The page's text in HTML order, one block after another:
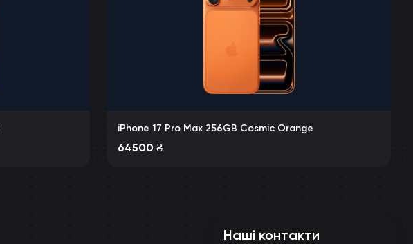
iPhone 17 Pro Max 256GB Cosmic Orange
64500 ₴
Наші контакти